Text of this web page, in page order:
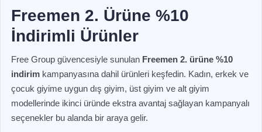
Freemen 2. Ürüne %10
İndirimli Ürünler
Free Group güvencesiyle sunulan Freemen 2. ürüne %10
indirim kampanyasına dahil ürünleri keşfedin. Kadın, erkek ve
çocuk giyime uygun dış giyim, üst giyim ve alt giyim
modellerinde ikinci üründe ekstra avantaj sağlayan kampanyalı
seçenekler bu alanda bir araya gelir.